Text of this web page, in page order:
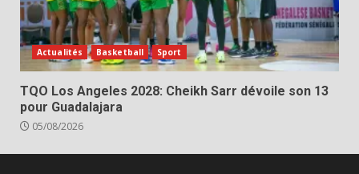
Actualités Basketball Sport
TQO Los Angeles 2028: Cheikh Sarr dévoile son 13
pour Guadalajara
05/08/2026